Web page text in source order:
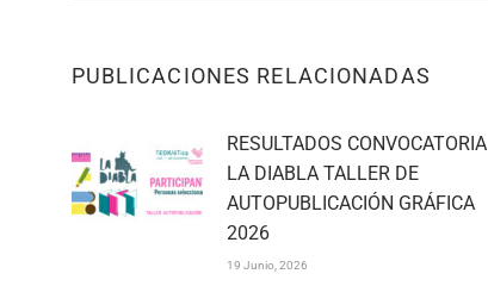
PUBLICACIONES RELACIONADAS
RESULTADOS CONVOCATORIA
LA DIABLA TALLER DE
AUTOPUBLICACIÓN GRÁFICA
2026
19 Junio, 2026